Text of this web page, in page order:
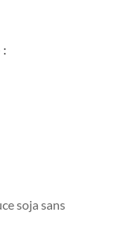
:
soja sans